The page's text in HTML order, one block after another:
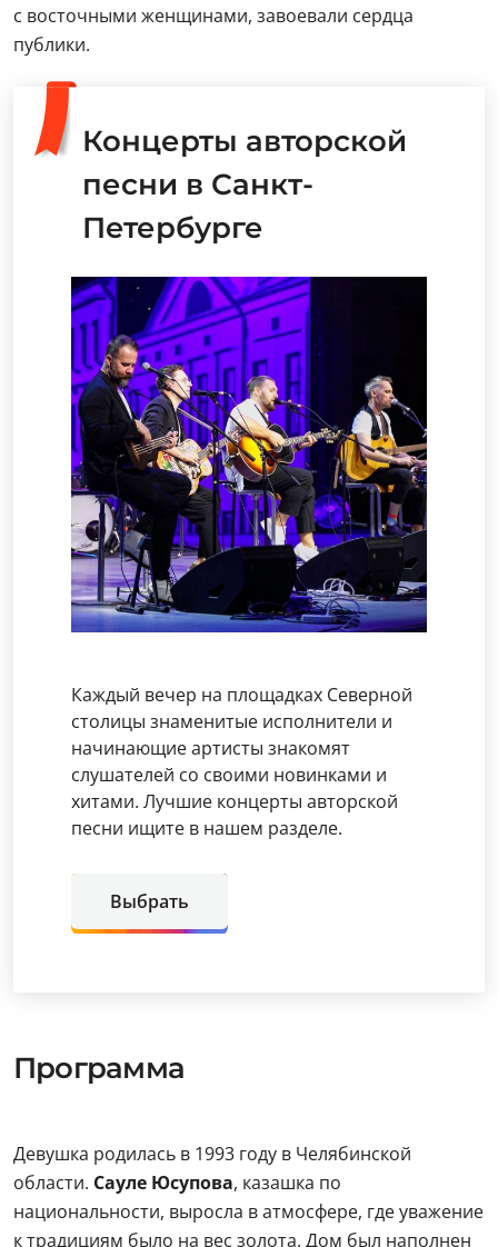
с восточными женщинами, завоевали сердца
публики.
Концерты авторской
песни в Санкт-
Петербурге
Каждый вечер на площадках Северной
столицы знаменитые исполнители и
начинающие артисты знакомят
слушателей со своими новинками и
хитами. Лучшие концерты авторской
песни ищите в нашем разделе.
Выбрать
Программа
Девушка родилась в 1993 году в Челябинской
области. Сауле Юсупова, казашка по
национальности, выросла в атмосфере, где уважение
к традициям было на вес золота. Дом был наполнен